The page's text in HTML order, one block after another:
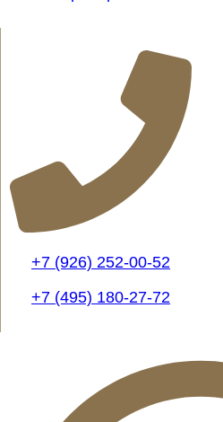
+7 (926) 252-00-52
+7 (495) 180-27-72